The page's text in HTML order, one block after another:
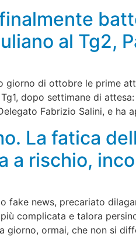
al Tg2,
giorno di ottobre le prime
dopo settimane di
Fabrizio Salini, e ha
La fatica
a rischio,
fake news, precariato
complicata e talora
giorno, ormai, che non si